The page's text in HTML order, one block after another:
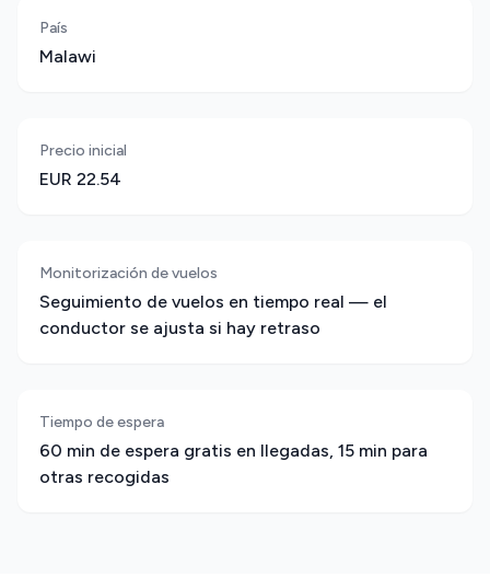
País
Malawi
Precio inicial
EUR 22.54
Monitorización de vuelos
Seguimiento de vuelos en tiempo real — el
conductor se ajusta si hay retraso
Tiempo de espera
60 min de espera gratis en llegadas, 15 min para
otras recogidas